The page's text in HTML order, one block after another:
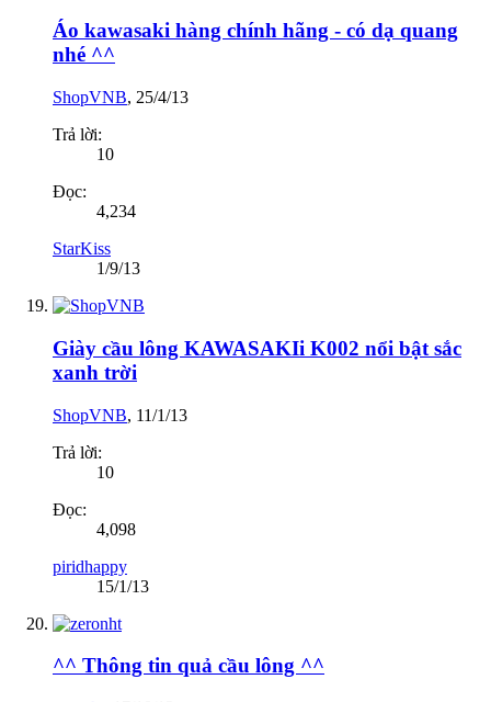
Áo kawasaki hàng chính hãng - có dạ quang
nhé ^^
ShopVNB, 25/4/13
Trả lời:
10
Đọc:
4,234
StarKiss
1/9/13
Giày cầu lông KAWASAKIi K002 nổi bật sắc
xanh trời
ShopVNB, 11/1/13
Trả lời:
10
Đọc:
4,098
piridhappy
15/1/13
^^ Thông tin quả cầu lông ^^